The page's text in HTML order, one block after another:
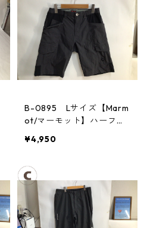
B-0895 Lサイズ【Marm
ot/マーモット】ハーフパ
Men's DGBK
¥4,950